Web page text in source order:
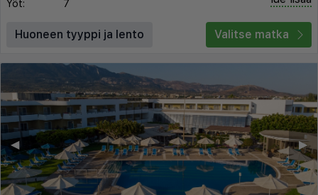
Yöt:
7
Huoneen tyyppi ja lento Valitse matka
▶︎
◀︎